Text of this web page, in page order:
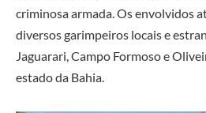
criminosa armada. Os envolvidos
diversos garimpeiros locais e
Jaguarari, Campo Formoso e
estado da Bahia.